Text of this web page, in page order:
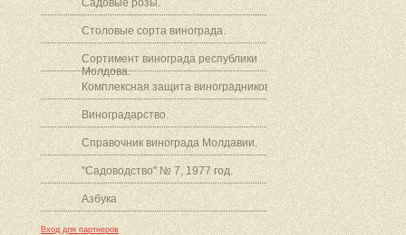
Садовые розы.
Столовые сорта винограда.
Сортимент винограда республики
Молдова.
Комплексная защита виноградников.
Виноградарство.
Справочник винограда Молдавии.
"Садоводство" № 7, 1977 год.
Азбука
Вход для партнеров